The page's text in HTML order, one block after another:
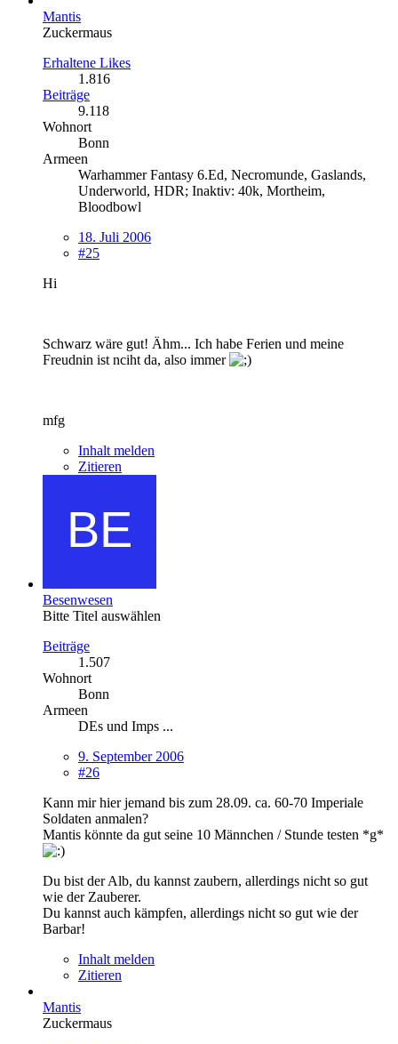
Mantis
Zuckermaus
Erhaltene Likes
1.816
Beiträge
9.118
Wohnort
Bonn
Armeen
Warhammer Fantasy 6.Ed, Necromunde, Gaslands,
Underworld, HDR; Inaktiv: 40k, Mortheim,
Bloodbowl
18. Juli 2006
#25
Hi
Schwarz wäre gut! Ähm... Ich habe Ferien und meine
Freudnin ist nciht da, also immer
mfg
Inhalt melden
Zitieren
Besenwesen
Bitte Titel auswählen
Beiträge
1.507
Wohnort
Bonn
Armeen
DEs und Imps ...
9. September 2006
#26
Kann mir hier jemand bis zum 28.09. ca. 60-70 Imperiale
Soldaten anmalen?
Mantis könnte da gut seine 10 Männchen / Stunde testen *g*
Du bist der Alb, du kannst zaubern, allerdings nicht so gut
wie der Zauberer.
Du kannst auch kämpfen, allerdings nicht so gut wie der
Barbar!
Inhalt melden
Zitieren
Mantis
Zuckermaus